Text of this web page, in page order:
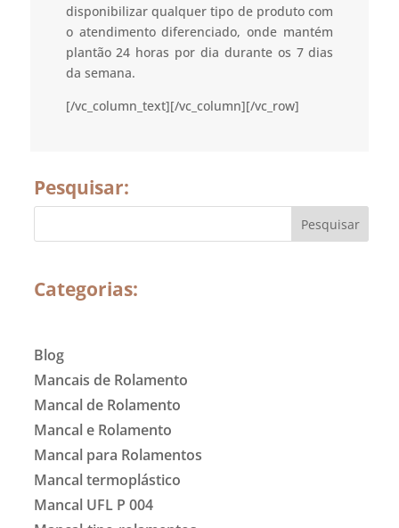
disponibilizar qualquer tipo de produto com
o atendimento diferenciado, onde mantém
plantão 24 horas por dia durante os 7 dias
da semana.
[/vc_column_text][/vc_column][/vc_row]
Pesquisar:
Categorias:
Blog
Mancais de Rolamento
Mancal de Rolamento
Mancal e Rolamento
Mancal para Rolamentos
Mancal termoplástico
Mancal UFL P 004